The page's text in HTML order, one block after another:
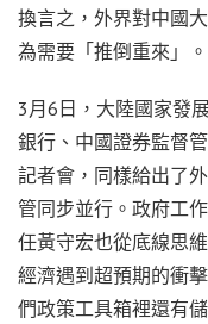
換言之，外界對中國
為需要「推倒重來」。
3月6日，大陸國家發
銀行、中國證券監督
記者會，同樣給出了
管同步並行。政府工
任黃守宏也從底線思
經濟遇到超預期的衝
們政策工具箱裡還有儲